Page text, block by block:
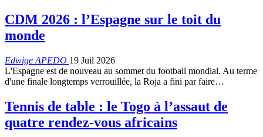
CDM 2026 : l’Espagne sur le toit du
monde
Edwige APEDO 19 Juil 2026
L'Espagne est de nouveau au sommet du football mondial. Au terme
d'une finale longtemps verrouillée, la Roja a fini par faire…
Tennis de table : le Togo à l’assaut de
quatre rendez-vous africains